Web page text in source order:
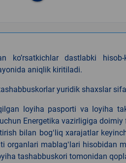
dastlabki hisob-
aniqlik kiritiladi.
yuridik shaxslar
loyiha pasporti va loyiha
Energetika vazirligiga
bilan bogʻliq xarajatlar
mablagʻlari hisobidan
tashabbuskori tomonidan